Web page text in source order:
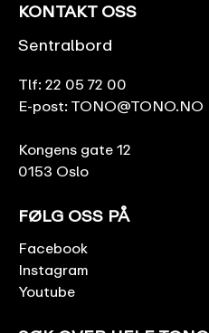
KONTAKT OSS
Sentralbord
Tlf: 22 05 72 00
E-post: TONO@TONO.NO
Kongens gate 12
0153 Oslo
FØLG OSS PÅ
Facebook
Instagram
Youtube